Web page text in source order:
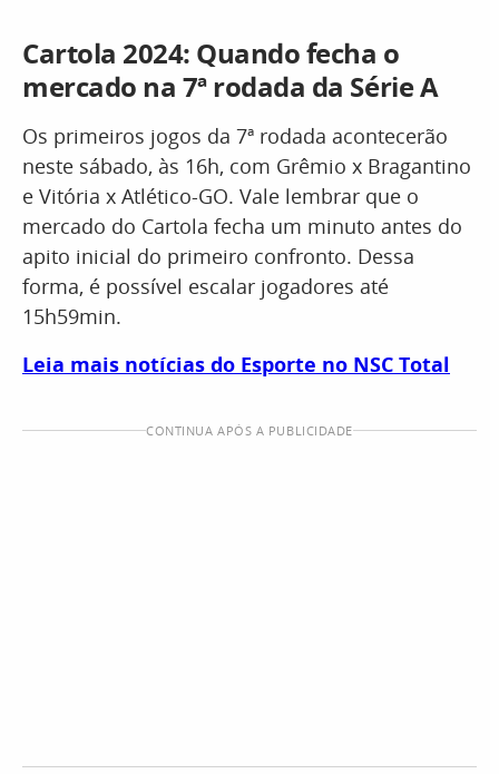
Cartola 2024: Quando fecha o
mercado na 7ª rodada da Série A
Os primeiros jogos da 7ª rodada acontecerão
neste sábado, às 16h, com Grêmio x Bragantino
e Vitória x Atlético-GO. Vale lembrar que o
mercado do Cartola fecha um minuto antes do
apito inicial do primeiro confronto. Dessa
forma, é possível escalar jogadores até
15h59min.
Leia mais notícias do Esporte no NSC Total
CONTINUA APÓS A PUBLICIDADE